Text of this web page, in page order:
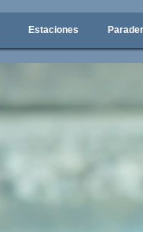
Estaciones